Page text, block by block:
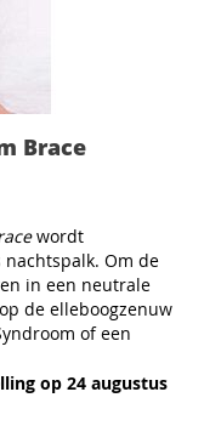
Brace
wordt
Om de
in een neutrale
de elleboogzenuw
of een
op 24 augustus